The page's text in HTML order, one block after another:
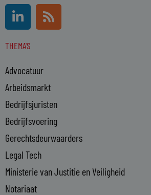
L
i
n
k
d
i
n
-
i
n
R
s
s
THEMA'S
Advocatuur
Arbeidsmarkt
Bedrijfsjuristen
Bedrijfsvoering
Gerechtsdeurwaarders
Legal Tech
Ministerie van Justitie en Veiligheid
Notariaat